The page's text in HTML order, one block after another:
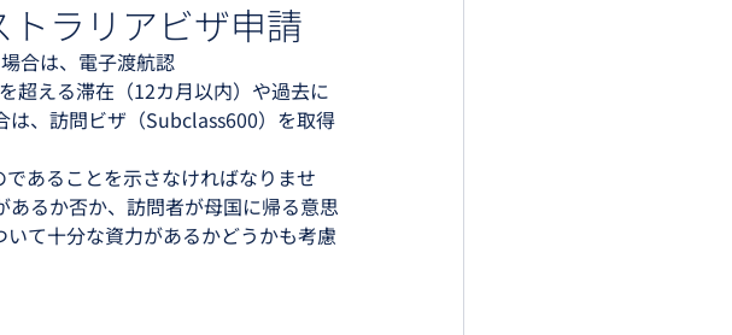
ンゲンビザ
ラリアビザ申請
合は、電子渡航認
超える滞在（12カ月以内）や過去に
、訪問ビザ（Subclass600）を取得
あることを示さなければなりませ
るか否か、訪問者が母国に帰る意思
て十分な資力があるかどうかも考慮